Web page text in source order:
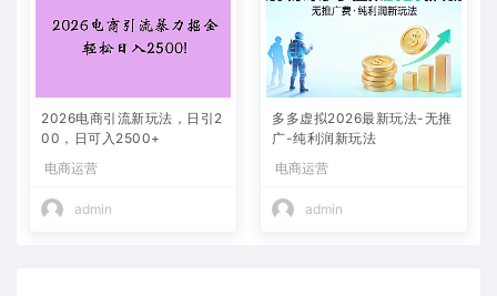
2026电商引流新玩法，日引2
00，日可入2500+
电商运营
admin
多多虚拟2026最新玩法-无推
广-纯利润新玩法
电商运营
admin